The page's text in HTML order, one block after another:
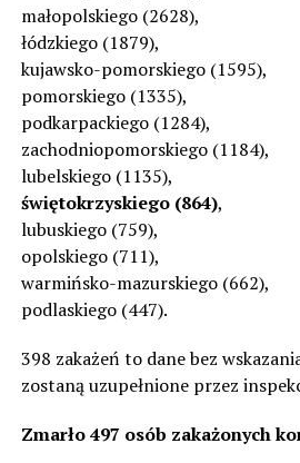
małopolskiego (2628),
łódzkiego (1879),
kujawsko-pomorskiego (1595),
pomorskiego (1335),
podkarpackiego (1284),
zachodniopomorskiego (1184),
lubelskiego (1135),
świętokrzyskiego (864),
lubuskiego (759),
opolskiego (711),
warmińsko-mazurskiego (662),
podlaskiego (447).
398 zakażeń to dane bez
zostaną uzupełnione przez
Zmarło 497 osób zakażonych